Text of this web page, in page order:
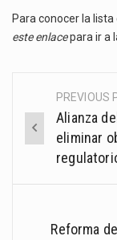
Para conocer la
este enlacepara ir a
Post
navigation
PREVIOUS
Alianza
eliminar
Reforma